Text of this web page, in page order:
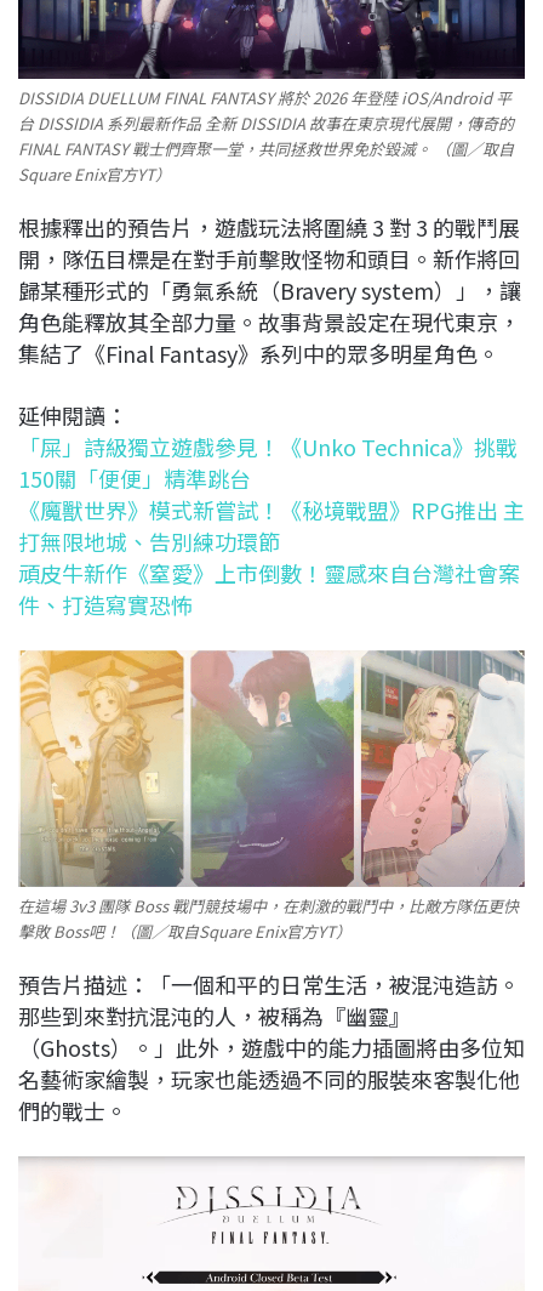
DISSIDIA DUELLUM FINAL FANTASY 將於 2026 年登陸 iOS/Android 平
台 DISSIDIA 系列最新作品 全新 DISSIDIA 故事在東京現代展開，傳奇的
FINAL FANTASY 戰士們齊聚一堂，共同拯救世界免於毀滅。 （圖／取自
Square Enix官方YT）
根據釋出的預告片，遊戲玩法將圍繞 3 對 3 的戰鬥展
開，隊伍目標是在對手前擊敗怪物和頭目。新作將回
歸某種形式的「勇氣系統（Bravery system）」，讓
角色能釋放其全部力量。故事背景設定在現代東京，
集結了《Final Fantasy》系列中的眾多明星角色。
延伸閱讀：
「屎」詩級獨立遊戲參見！《Unko Technica》挑戰
150關「便便」精準跳台
《魔獸世界》模式新嘗試！《秘境戰盟》RPG推出 主
打無限地城、告別練功環節
頑皮牛新作《窒愛》上市倒數！靈感來自台灣社會案
件、打造寫實恐怖
在這場 3v3 團隊 Boss 戰鬥競技場中，在刺激的戰鬥中，比敵方隊伍更快
擊敗 Boss吧！（圖／取自Square Enix官方YT）
預告片描述：「一個和平的日常生活，被混沌造訪。
那些到來對抗混沌的人，被稱為『幽靈』
（Ghosts）。」此外，遊戲中的能力插圖將由多位知
名藝術家繪製，玩家也能透過不同的服裝來客製化他
們的戰士。